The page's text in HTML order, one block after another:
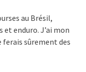
au Brésil,
et enduro. J’ai mon
ferais sûrement des